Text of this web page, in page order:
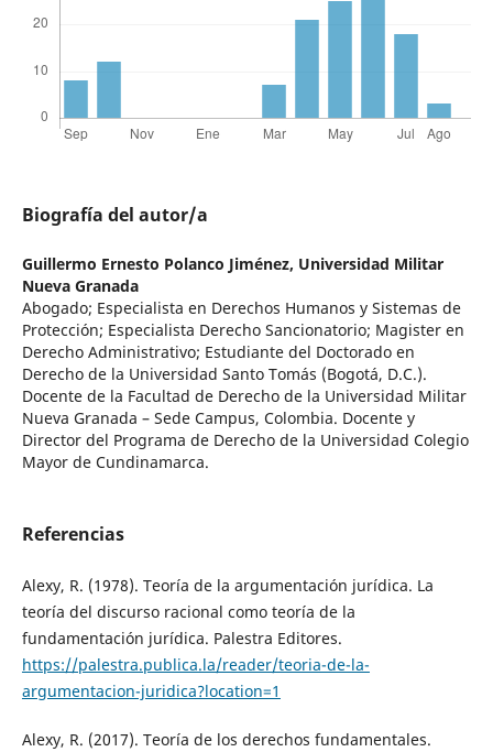
Biografía del autor/a
Guillermo Ernesto Polanco Jiménez, Universidad Militar
Nueva Granada
Abogado; Especialista en Derechos Humanos y Sistemas de
Protección; Especialista Derecho Sancionatorio; Magister en
Derecho Administrativo; Estudiante del Doctorado en
Derecho de la Universidad Santo Tomás (Bogotá, D.C.).
Docente de la Facultad de Derecho de la Universidad Militar
Nueva Granada – Sede Campus, Colombia. Docente y
Director del Programa de Derecho de la Universidad Colegio
Mayor de Cundinamarca.
Referencias
Alexy, R. (1978). Teoría de la argumentación jurídica. La
teoría del discurso racional como teoría de la
fundamentación jurídica. Palestra Editores.
https://palestra.publica.la/reader/teoria-de-la-
argumentacion-juridica?location=1
Alexy, R. (2017). Teoría de los derechos fundamentales.